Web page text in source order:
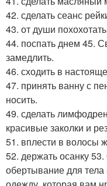
42. сделать сеанс
43. от души
44. поспать днем 45.
замедлить.
46. сходить в
47. принять ванну с
носить.
49. сделать
красивые заколки и
51. вплести в волосы
52. держать осанку
обертывание для